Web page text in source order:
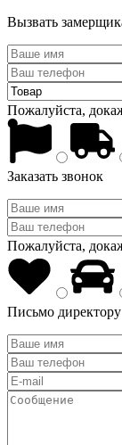
Вызвать
Пожалуйста,
Заказать звонок
Пожалуйста,
Письмо директору